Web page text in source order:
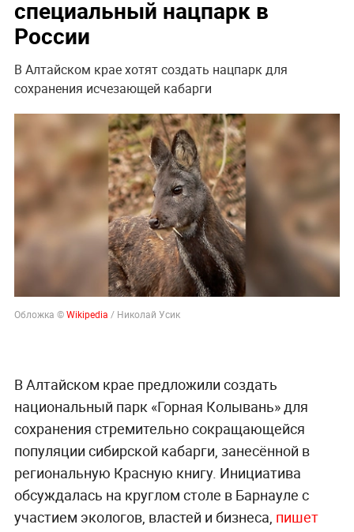
специальный нацпарк в
России
В Алтайском крае хотят создать нацпарк для
сохранения исчезающей кабарги
Обложка ©Wikipedia / Николай Усик
В Алтайском крае предложили создать
национальный парк «Горная Колывань» для
сохранения стремительно сокращающейся
популяции сибирской кабарги, занесённой в
региональную Красную книгу. Инициатива
обсуждалась на круглом столе в Барнауле с
участием экологов, властей и бизнеса, пишет